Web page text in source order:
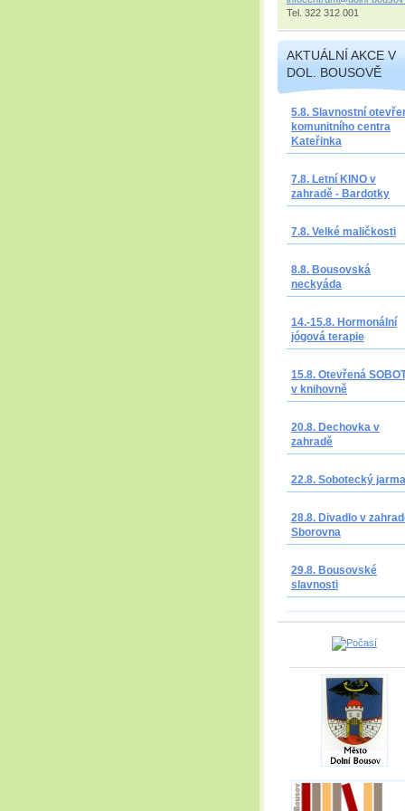
Tel. 322 312 001
AKTUÁLNÍ AKCE V
DOL. BOUSOVĚ
5.8. Slavnostní
komunitního centra
Kateřinka
7.8. Letní KINO v
zahradě - Bardotky
7.8. Velké maličkosti
8.8. Bousovská
neckyáda
14.-15.8. Hormonální
jógová terapie
15.8. Otevřená
v knihovně
20.8. Dechovka v
zahradě
22.8. Sobotecký
28.8. Divadlo v
Sborovna
29.8. Bousovské
slavnosti